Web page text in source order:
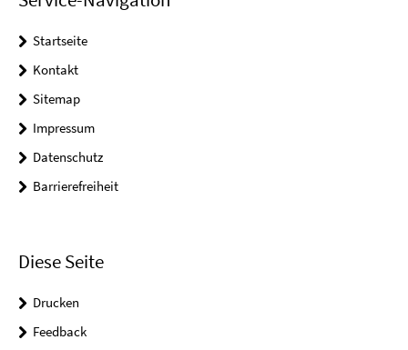
Startseite
Kontakt
Sitemap
Impressum
Datenschutz
Barrierefreiheit
Diese Seite
Drucken
Feedback